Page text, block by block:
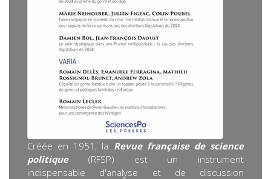
Créée en 1951, la Revue française de science
politique(RFSP) est un instrument
indispensable d'analyse et de discussion